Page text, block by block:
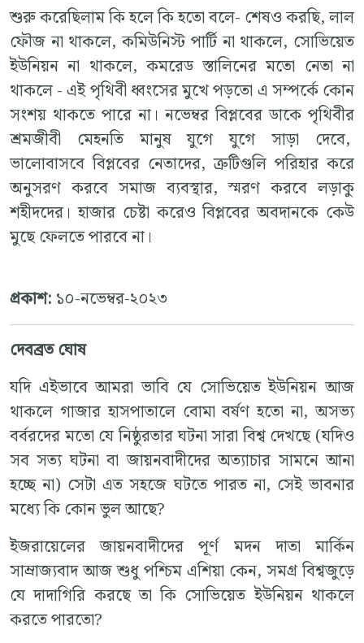
শুরু করেছিলাম কি হলে কি হতো বলে- শেষও করছি, লাল
ফৌজ না থাকলে, কমিউনিস্ট পার্টি না থাকলে, সোভিয়েত
ইউনিয়ন না থাকলে, কমরেড স্তালিনের মতো নেতা না
থাকলে - এই পৃথিবী ধ্বংসের মুখে পড়তো এ সম্পর্কে কোন
সংশয় থাকতে পারে না। নভেম্বর বিপ্লবের ডাকে পৃথিবীর
শ্রমজীবী মেহনতি মানুষ যুগে যুগে সাড়া দেবে,
ভালোবাসবে বিপ্লবের নেতাদের, ত্রুটিগুলি পরিহার করে
অনুসরণ করবে সমাজ ব্যবস্থার, স্মরণ করবে লড়াকু
শহীদদের। হাজার চেষ্টা করেও বিপ্লবের অবদানকে কেউ
মুছে ফেলতে পারবে না।
প্রকাশ: ১০-নভেম্বর-২০২৩
দেবব্রত ঘোষ
যদি এইভাবে আমরা ভাবি যে সোভিয়েত ইউনিয়ন আজ
থাকলে গাজার হাসপাতালে বোমা বর্ষণ হতো না, অসভ্য
বর্বরদের মতো যে নিষ্ঠুরতার ঘটনা সারা বিশ্ব দেখছে (যদিও
সব সত্য ঘটনা বা জায়নবাদীদের অত্যাচার সামনে আনা
হচ্ছে না) সেটা এত সহজে ঘটতে পারত না, সেই ভাবনার
মধ্যে কি কোন ভুল আছে?
ইজরায়েলের জায়নবাদীদের পূর্ণ মদন দাতা মার্কিন
সাম্রাজ্যবাদ আজ শুধু পশ্চিম এশিয়া কেন, সমগ্র বিশ্বজুড়ে
যে দাদাগিরি করছে তা কি সোভিয়েত ইউনিয়ন থাকলে
করতে পারতো?